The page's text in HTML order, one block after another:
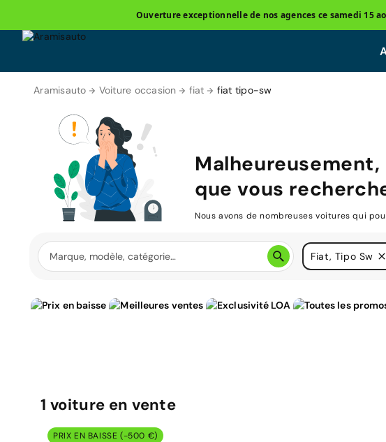
Ouverture exceptionnelle de nos agences ce samedi 15
Aramisauto Voiture occasion fiat fiat tipo-sw
que vous
Nous avons de nombreuses voitures qui
Fiat, Tipo Sw
1 voiture en vente
PRIX EN BAISSE (-500 €)